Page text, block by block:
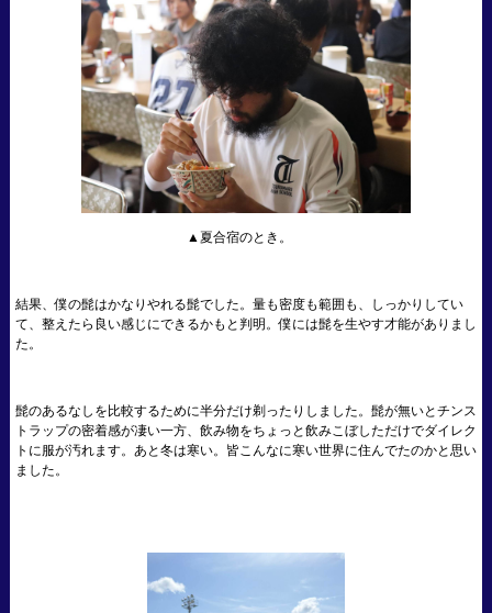
▲夏合宿のとき。
結果、僕の髭はかなりやれる髭でした。量も密度も範囲も、しっかりしてい
て、整えたら良い感じにできるかもと判明。僕には髭を生やす才能がありまし
た。
髭のあるなしを比較するために半分だけ剃ったりしました。髭が無いとチンス
トラップの密着感が凄い一方、飲み物をちょっと飲みこぼしただけでダイレク
トに服が汚れます。あと冬は寒い。皆こんなに寒い世界に住んでたのかと思い
ました。